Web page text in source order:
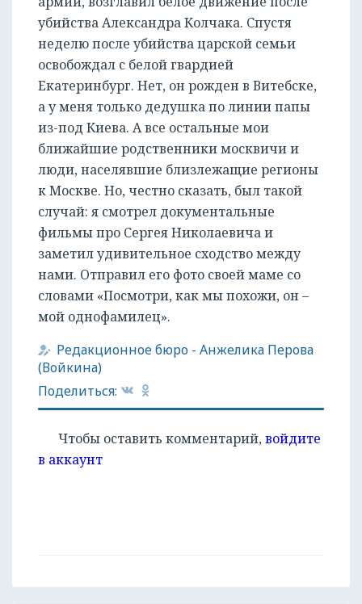
убийства Александра Колчака. Спустя
неделю после убийства царской семьи
освобождал с белой гвардией
Екатеринбург. Нет, он рожден в Витебске,
а у меня только дедушка по линии папы
из-под Киева. А все остальные мои
ближайшие родственники москвичи и
люди, населявшие близлежащие регионы
к Москве. Но, честно сказать, был такой
случай: я смотрел документальные
фильмы про Сергея Николаевича и
заметил удивительное сходство между
нами. Отправил его фото своей маме со
словами «Посмотри, как мы похожи, он –
мой однофамилец».
Редакционное бюро - Анжелика Перова
(Войкина)
Поделиться:
Чтобы оставить комментарий,войдите
в аккаунт